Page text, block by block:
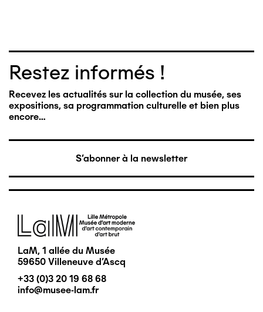
Restez informés !
Recevez les actualités sur la collection du musée, ses
expositions, sa programmation culturelle et bien plus
encore…
S'abonner à la newsletter
Image
LaM, 1 allée du Musée
59650 Villeneuve d'Ascq
+33 (0)3 20 19 68 68
info@musee-lam.fr